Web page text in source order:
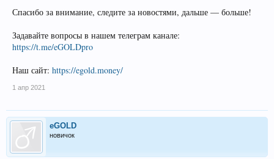
Спасибо за внимание, следите за новостями, дальше — больше!
Задавайте вопросы в нашем телеграм канале:
https://t.me/eGOLDpro
Наш сайт: https://egold.money/
1 апр 2021
eGOLD
новичок